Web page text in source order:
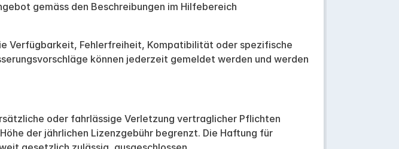
gemäss den Beschreibungen im Hilfebereich
Verfügbarkeit, Fehlerfreiheit, Kompatibilität oder spezifische
können jederzeit gemeldet werden und werden
oder fahrlässige Verletzung vertraglicher Pflichten
der jährlichen Lizenzgebühr begrenzt. Die Haftung für